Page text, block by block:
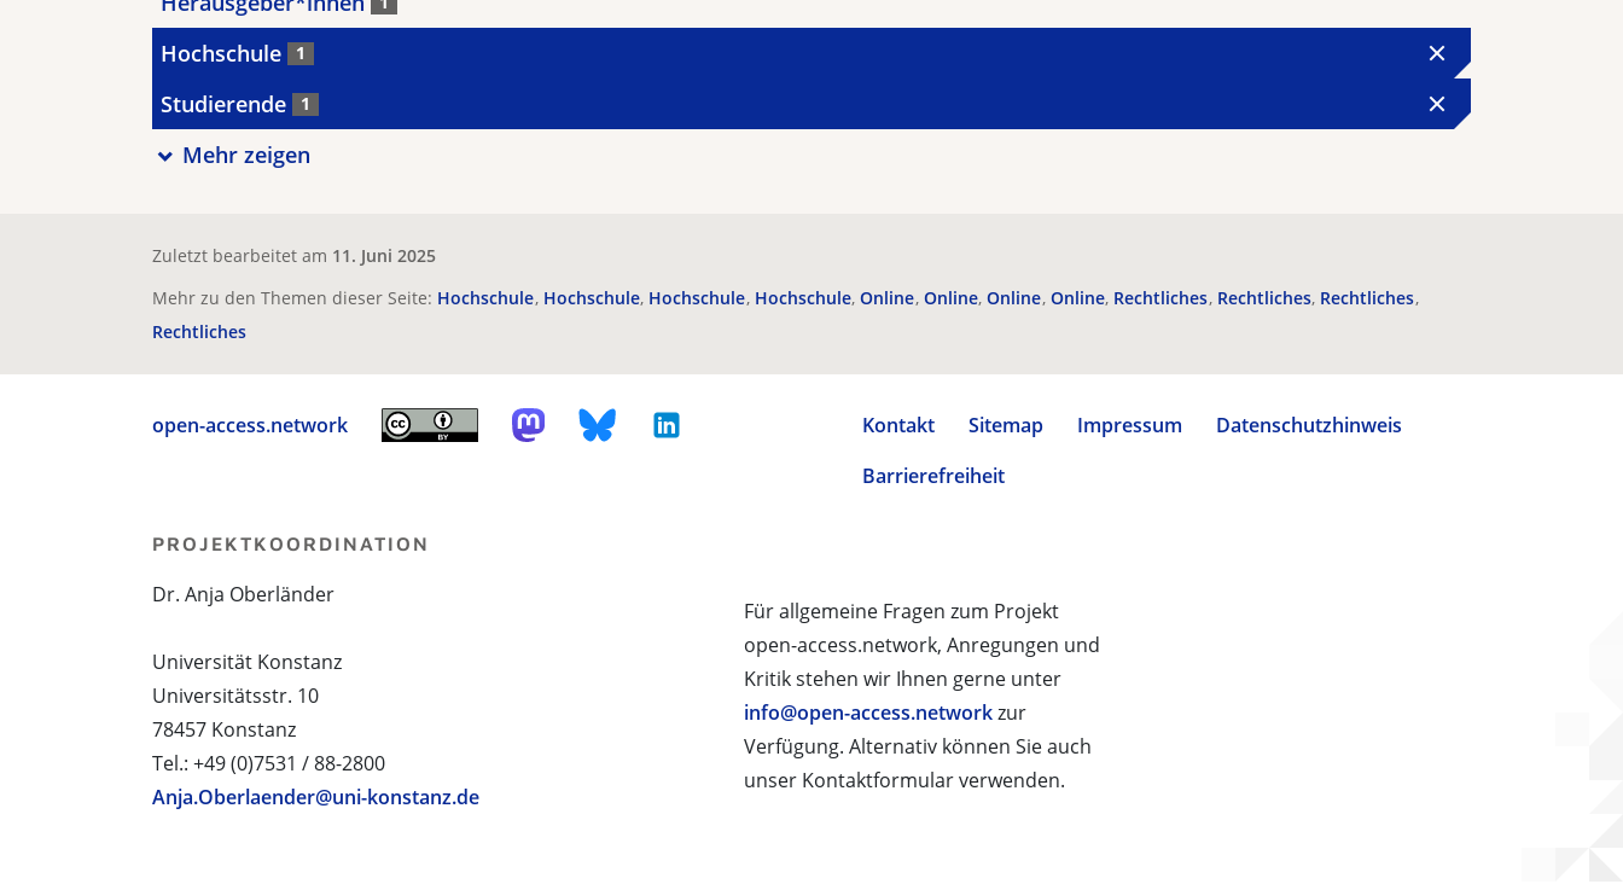
Hochschule 1
Studierende 1
Mehr zeigen
Zuletzt bearbeitet am 11. Juni 2025
Mehr zu den Themen dieser Seite: Hochschule Hochschule Hochschule Hochschule Online Online Online Online Rechtliches Rechtliches Rechtliches
Rechtliches
open-access.network Kontakt Sitemap Impressum
Datenschutzhinweis
Barrierefreiheit
Für allgemeine Fragen zum Projekt
open-access.network, Anregungen und
Kritik stehen wir Ihnen gerne unter
info@open-access.networkzur
Verfügung. Alternativ können Sie auch
unser Kontaktformular verwenden.
PROJEKTKOORDINATION
Dr. Anja Oberländer
Universität Konstanz
Universitätsstr. 10
78457 Konstanz
Tel.: +49 (0)7531 / 88-2800
Anja.Oberlaender@uni-konstanz.de